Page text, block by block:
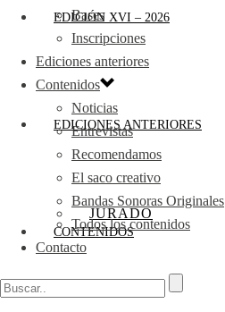
EDICIÓN XVI – 2026
JURADO
EDICIONES ANTERIORES
CONTENIDOS
Bases
Inscripciones
Ediciones anteriores
Contenidos
Noticias
Entrevistas
Recomendamos
El saco creativo
Bandas Sonoras Originales
Todos los contenidos
Contacto